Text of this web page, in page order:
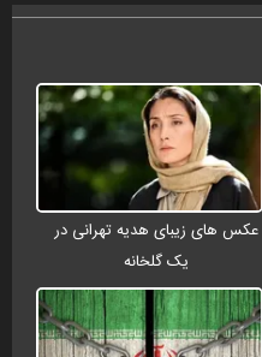
عکس های زیبای هدیه تهرانی در
یک گلخانه